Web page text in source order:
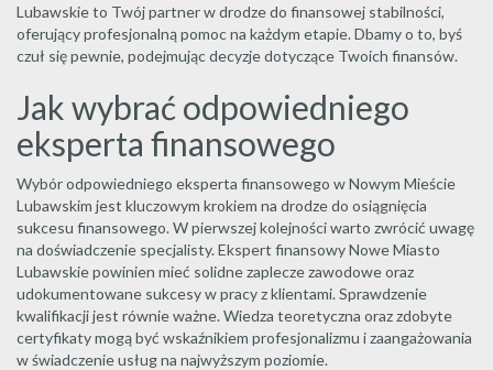
Lubawskie to Twój partner w drodze do finansowej stabilności,
oferujący profesjonalną pomoc na każdym etapie. Dbamy o to, byś
czuł się pewnie, podejmując decyzje dotyczące Twoich finansów.
Jak wybrać odpowiedniego
eksperta finansowego
Wybór odpowiedniego eksperta finansowego w Nowym Mieście
Lubawskim jest kluczowym krokiem na drodze do osiągnięcia
sukcesu finansowego. W pierwszej kolejności warto zwrócić uwagę
na doświadczenie specjalisty. Ekspert finansowy Nowe Miasto
Lubawskie powinien mieć solidne zaplecze zawodowe oraz
udokumentowane sukcesy w pracy z klientami. Sprawdzenie
kwalifikacji jest równie ważne. Wiedza teoretyczna oraz zdobyte
certyfikaty mogą być wskaźnikiem profesjonalizmu i zaangażowania
w świadczenie usług na najwyższym poziomie.